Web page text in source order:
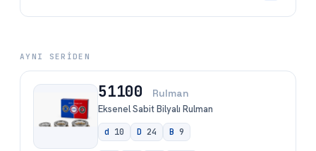
AYNI SERIDEN
51100 Rulman
Eksenel Sabit Bilyalı Rulman
d 10 D 24 B 9